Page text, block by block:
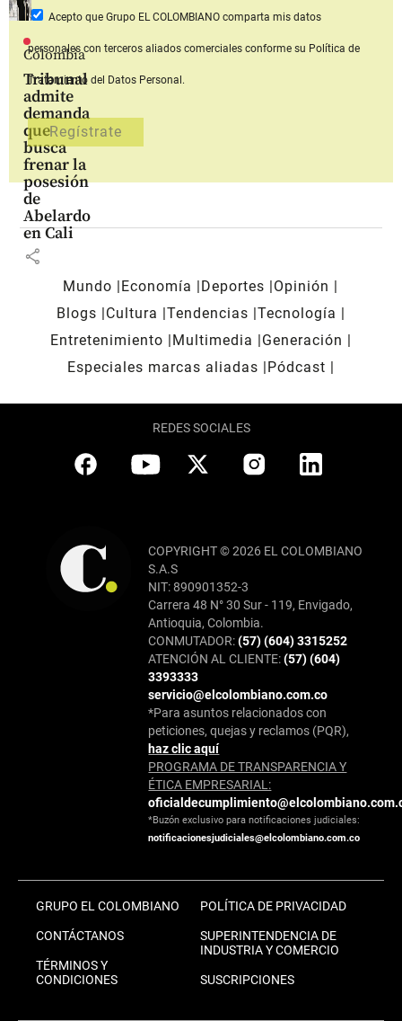
Colombia
Tribunal
admite
demanda
que
busca
frenar la
posesión
de
Abelardo
en Cali
share
Acepto que Grupo EL COLOMBIANOcomparta mis datos
personales con terceros aliados comerciales conforme su Política de
Tratamiento del Datos Personal.
Mundo Economía Deportes
Opinión
Blogs
Cultura Tendencias Tecnología
Entretenimiento
Multimedia
Generación
Especiales marcas aliadas
Pódcast
REDES SOCIALES
COPYRIGHT © 2026 EL COLOMBIANO
S.A.S
NIT: 890901352-3
Carrera 48 N° 30 Sur - 119, Envigado,
Antioquia, Colombia.
CONMUTADOR:(57) (604) 3315252
ATENCIÓN AL CLIENTE:(57) (604)
3393333
servicio@elcolombiano.com.co
*Para asuntos relacionados con
peticiones, quejas y reclamos (PQR),
haz clic aquí
PROGRAMA DE TRANSPARENCIA Y
ÉTICA EMPRESARIAL:
*Buzón exclusivo para notificaciones judiciales:
notificacionesjudiciales@elcolombiano.com.co
GRUPO EL COLOMBIANO
CONTÁCTANOS
TÉRMINOS Y
CONDICIONES
POLÍTICA DE PRIVACIDAD
SUPERINTENDENCIA DE
INDUSTRIA Y COMERCIO
SUSCRIPCIONES